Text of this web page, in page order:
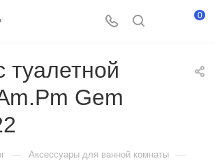
0
туалетной
Gem
— Аксессуары для ванной комнаты —